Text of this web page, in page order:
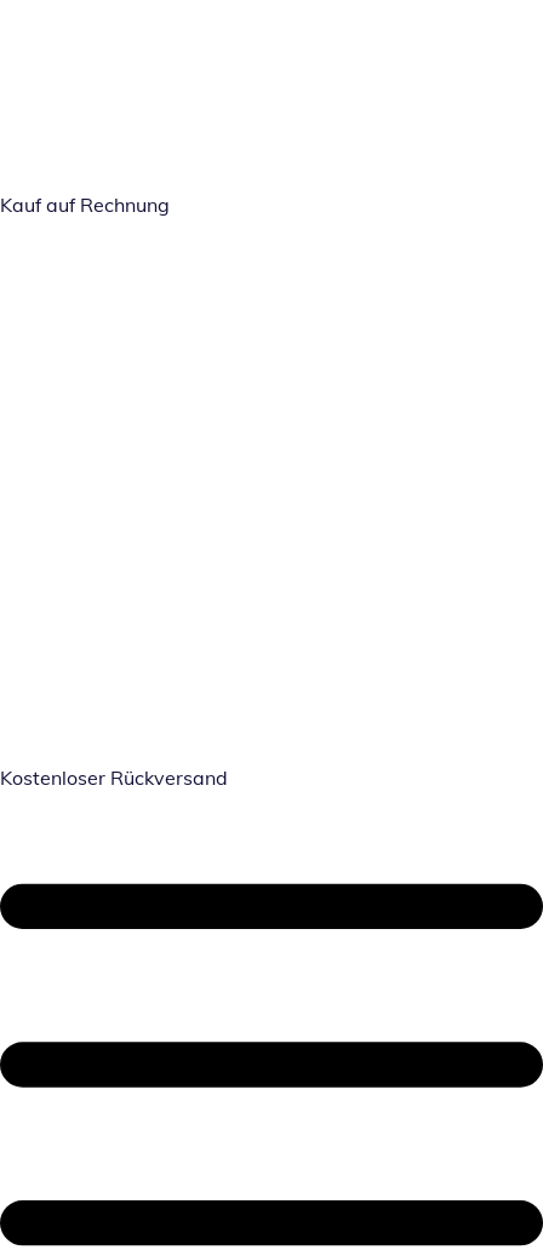
Kauf auf Rechnung
Kostenloser Rückversand